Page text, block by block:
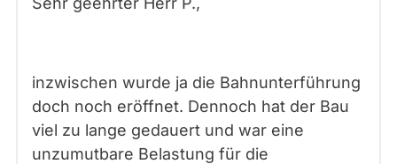
inzwischen wurde ja die Bahnunterführung
doch noch eröffnet. Dennoch hat der Bau
viel zu lange gedauert und war eine
unzumutbare Belastung für die